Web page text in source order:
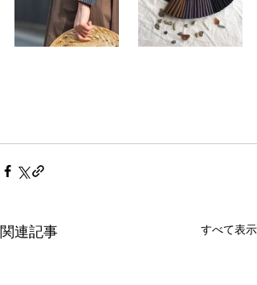
関連記事 すべて表示